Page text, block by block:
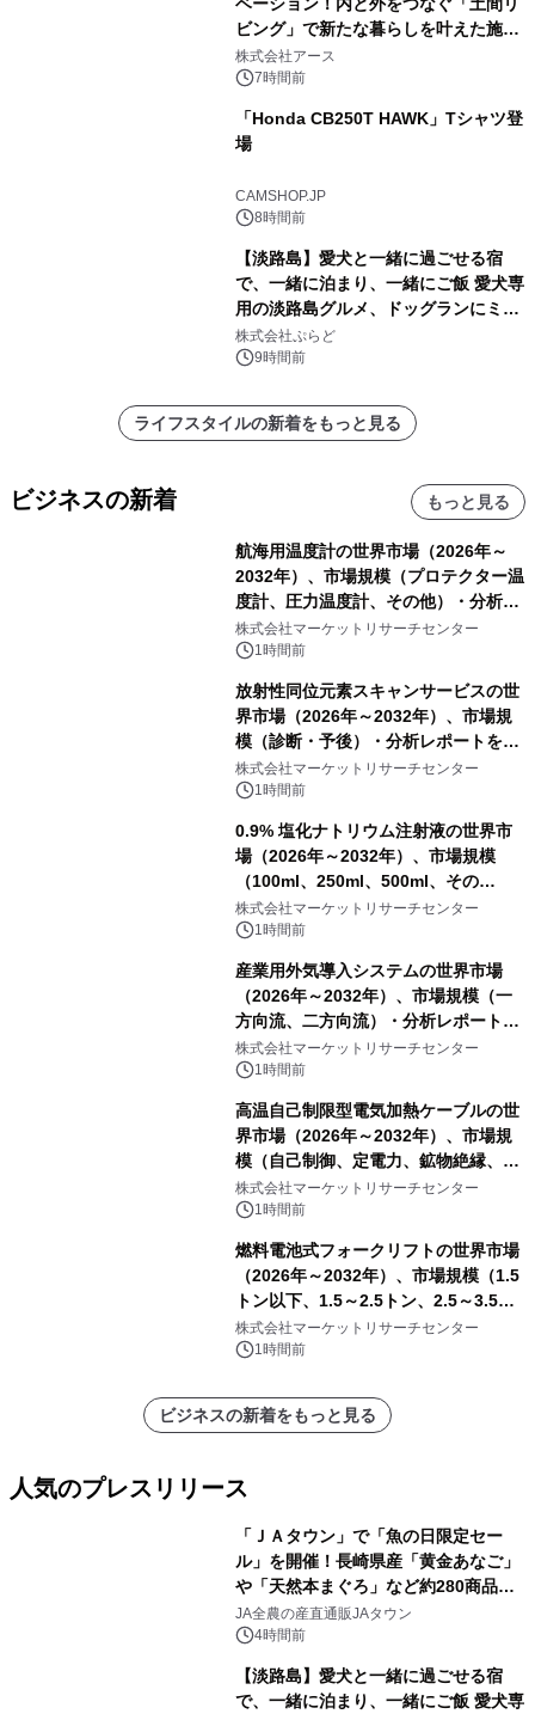
ビング」で新たな暮らしを叶えた施工
事例を株式会社アースが公開
株式会社アース
7時間前
「Honda CB250T HAWK」Tシャツ登
場
CAMSHOP.JP
8時間前
【淡路島】愛犬と一緒に過ごせる宿
で、一緒に泊まり、一緒にご飯 愛犬専
用の淡路島グルメ、ドッグランにミニ
プール グランピングとトレーラーハウ
スの2施設で
株式会社ぷらど
9時間前
ライフスタイルの新着をもっと見る
ビジネスの新着 もっと見る
航海用温度計の世界市場（2026年～
2032年）、市場規模（プロテクター温
度計、圧力温度計、その他）・分析レ
ポートを発表
株式会社マーケットリサーチセンター
1時間前
放射性同位元素スキャンサービスの世
界市場（2026年～2032年）、市場規
模（診断・予後）・分析レポートを発
表
株式会社マーケットリサーチセンター
1時間前
0.9% 塩化ナトリウム注射液の世界市
場（2026年～2032年）、市場規模
（100ml、250ml、500ml、その
他）・分析レポートを発表
株式会社マーケットリサーチセンター
1時間前
産業用外気導入システムの世界市場
（2026年～2032年）、市場規模（一
方向流、二方向流）・分析レポートを
発表
株式会社マーケットリサーチセンター
1時間前
高温自己制限型電気加熱ケーブルの世
界市場（2026年～2032年）、市場規
模（自己制御、定電力、鉱物絶縁、表
皮効果）・分析レポートを発表
株式会社マーケットリサーチセンター
1時間前
燃料電池式フォークリフトの世界市場
（2026年～2032年）、市場規模（1.5
トン以下、1.5～2.5トン、2.5～3.5ト
ン、3.5～5.0トン、その他）・分析レ
ポートを発表
株式会社マーケットリサーチセンター
1時間前
ビジネスの新着をもっと見る
人気のプレスリリース
「ＪＡタウン」で「魚の日限定セー
ル」を開催！長崎県産「黄金あなご」
や「天然本まぐろ」など約280商品を
販売！～毎月１０日の定例企画～
JA全農の産直通販JAタウン
4時間前
【淡路島】愛犬と一緒に過ごせる宿
で、一緒に泊まり、一緒にご飯 愛犬専